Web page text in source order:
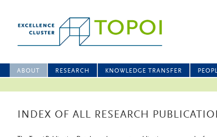
ABOUT RESEARCH KNOWLEDGE TRANSFER
INDEX OF ALL RESEARCH